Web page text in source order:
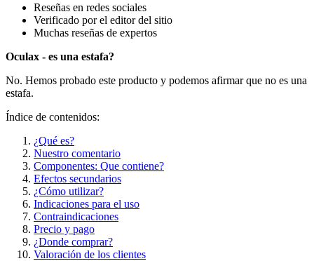
Reseñas en redes sociales
Verificado por el editor del sitio
Muchas reseñas de expertos
Oculax - es una estafa?
No. Hemos probado este producto y podemos afirmar que no es una
estafa.
Índice de contenidos:
¿Qué es?
Nuestro comentario
Componentes: Que contiene?
Efectos secundarios
¿Cómo utilizar?
Indicaciones para el uso
Contraindicaciones
Precio y pago
¿Donde comprar?
Valoración de los clientes